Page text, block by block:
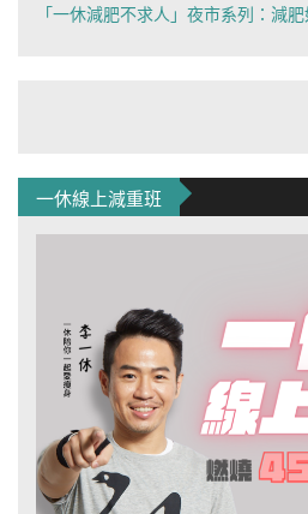
「一休減肥不求人」夜市系列：減
一休線上減重班